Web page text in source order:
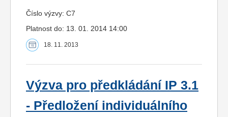
Číslo výzvy: C7
Platnost do: 13. 01. 2014 14:00
18. 11. 2013
Výzva pro předkládání IP 3.1
- Předložení individuálního